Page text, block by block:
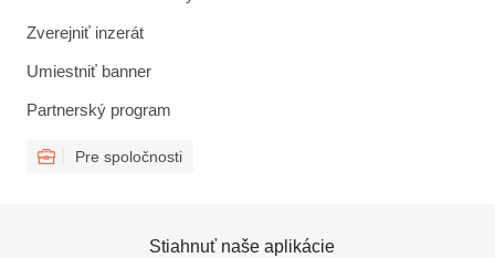
Zverejniť inzerát
Umiestniť banner
Partnerský program
Pre spoločnosti
Stiahnuť naše aplikácie